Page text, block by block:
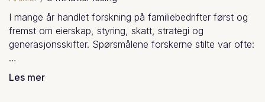
Artikler/ 2 minutter lesing
Når søsken blir eiere sammen i et familieselskap, skjer